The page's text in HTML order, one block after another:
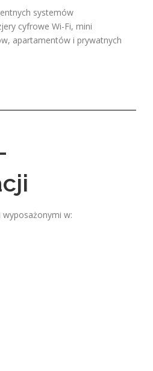
systemów
cyfrowe Wi-Fi, mini
apartamentów i prywatnych
w: